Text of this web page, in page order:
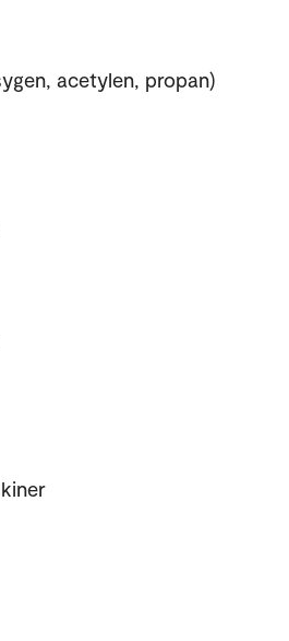
acetylen, propan)